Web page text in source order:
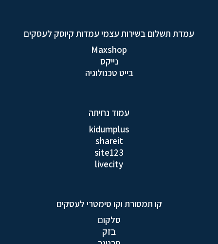
עמדת תשלום בשירות עצמי עמדות קיוסק לעסקים
Maxshop
נייקס
בייט טכנולוגיה
עמוד נחיתה
kidumplus
shareit
site123
livecity
קו תמסורת וקו סימטרי לעסקים
סלקום
בזק